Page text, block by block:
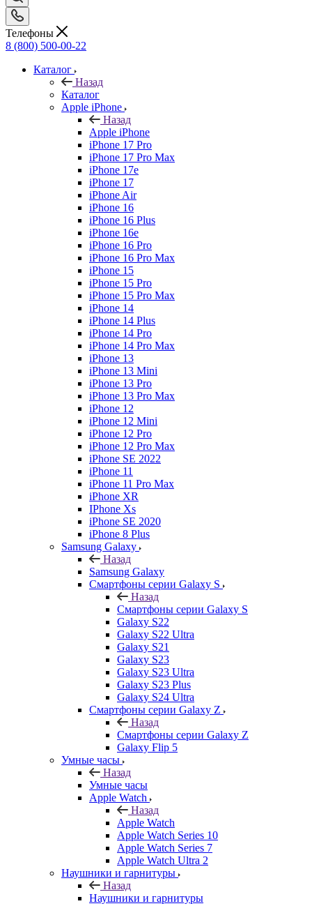
Телефоны
8 (800) 500-00-22
Каталог
Назад
Каталог
Apple iPhone
Назад
Apple iPhone
iPhone 17 Pro
iPhone 17 Pro Max
iPhone 17e
iPhone 17
iPhone Air
iPhone 16
iPhone 16 Plus
iPhone 16e
iPhone 16 Pro
iPhone 16 Pro Max
iPhone 15
iPhone 15 Pro
iPhone 15 Pro Max
iPhone 14
iPhone 14 Plus
iPhone 14 Pro
iPhone 14 Pro Max
iPhone 13
iPhone 13 Mini
iPhone 13 Pro
iPhone 13 Pro Max
iPhone 12
iPhone 12 Mini
iPhone 12 Pro
iPhone 12 Pro Max
iPhone SE 2022
iPhone 11
iPhone 11 Pro Max
iPhone XR
IPhone Xs
iPhone SE 2020
iPhone 8 Plus
Samsung Galaxy
Назад
Samsung Galaxy
Смартфоны серии Galaxy S
Назад
Смартфоны серии Galaxy S
Galaxy S22
Galaxy S22 Ultra
Galaxy S21
Galaxy S23
Galaxy S23 Ultra
Galaxy S23 Plus
Galaxy S24 Ultra
Смартфоны серии Galaxy Z
Назад
Смартфоны серии Galaxy Z
Galaxy Flip 5
Умные часы
Назад
Умные часы
Apple Watch
Назад
Apple Watch
Apple Watch Series 10
Apple Watch Series 7
Apple Watch Ultra 2
Наушники и гарнитуры
Назад
Наушники и гарнитуры